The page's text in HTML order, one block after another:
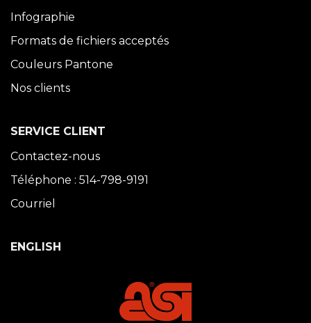
Infographie
Formats de fichiers acceptés
Couleurs Pantone
Nos clients
SERVICE CLIENT
Contactez-nous
Téléphone : 514-798-9191
Courriel
ENGLISH